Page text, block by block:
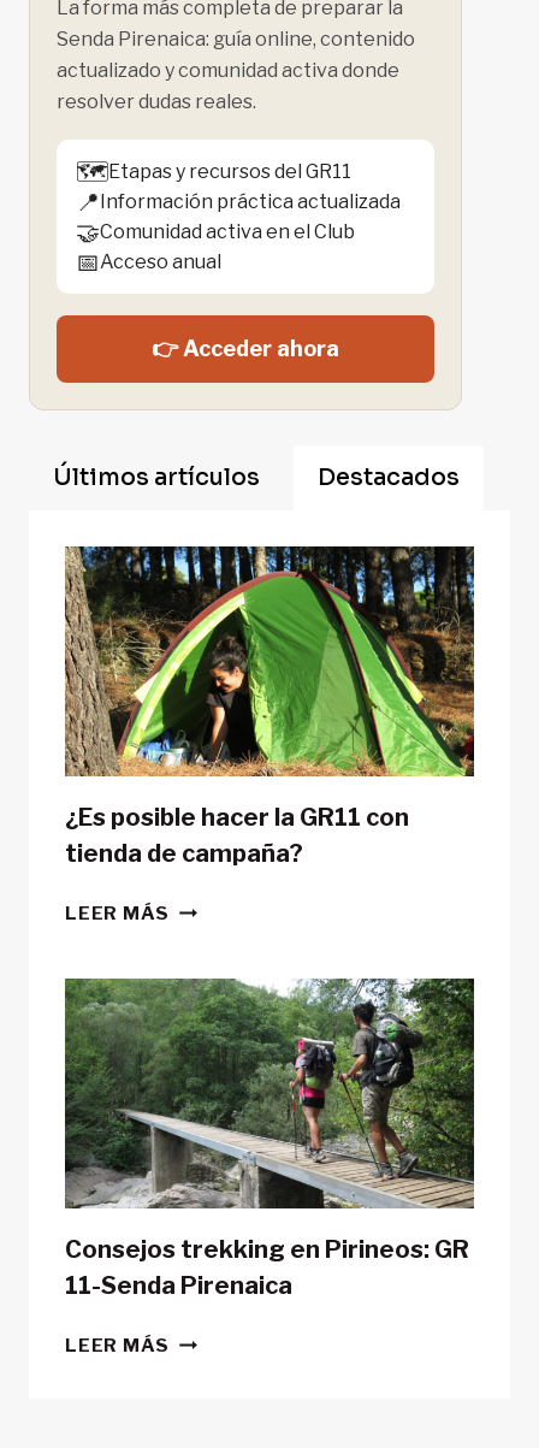
La forma más completa de preparar la
Senda Pirenaica: guía online, contenido
actualizado y comunidad activa donde
resolver dudas reales.
🗺️Etapas y recursos del GR11
📍 Información práctica actualizada
🤝Comunidad activa en el Club
📅Acceso anual
👉 Acceder ahora
Últimos artículos Destacados
¿Es posible hacer la GR11 con
tienda de campaña?
LEER MÁS ¿ES
LA
GR11
CON
TIENDA
DE
CAMPAÑA?
Consejos trekking en Pirineos: GR
11-Senda Pirenaica
LEER MÁS CONSEJOS